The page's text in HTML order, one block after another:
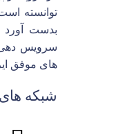
توانسته
بدست آورد
سرویس دهی
های موفق
شبکه